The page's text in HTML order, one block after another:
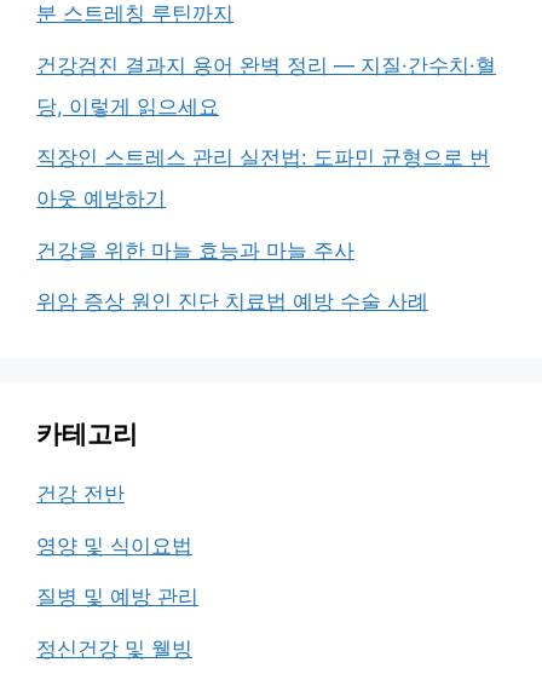
분 스트레칭 루틴까지
건강검진 결과지 용어 완벽 정리 — 지질·간수치·혈
당, 이렇게 읽으세요
직장인 스트레스 관리 실전법: 도파민 균형으로 번
아웃 예방하기
건강을 위한 마늘 효능과 마늘 주사
위암 증상 원인 진단 치료법 예방 수술 사례
카테고리
건강 전반
영양 및 식이요법
질병 및 예방 관리
정신건강 및 웰빙